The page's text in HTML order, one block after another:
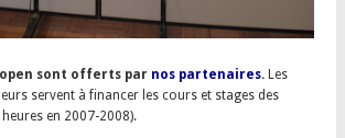
sont offerts par nos partenaires.Les
servent à financer les cours et stages des
en 2007-2008).